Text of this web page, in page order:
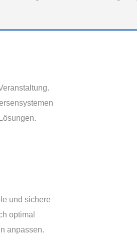
und sichere
optimal
anpassen.